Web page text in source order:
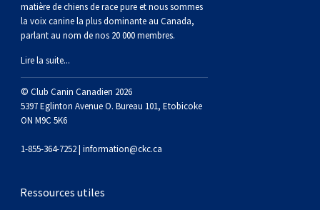
Chien d’eau espagnol
Corgi gallois (Cardigan)
Petit basset griffon vendéen
Rhodesian ridgeback
Épagneul cocker anglais
Épagneul des champs
Terrier Sealyham
Terrier wheaten à poil doux
Xoloitzcuintli (nain)
Leonberger
Mâtin napolitain
matière de chiens de race pure et nous sommes
la voix canine la plus dominante au Canada,
parlant au nom de nos 20 000 membres.
Lire la suite...
© Club Canin Canadien 2026
5397 Eglinton Avenue O. Bureau 101, Etobicoke
ON M9C 5K6
1-855-364-7252 | information@ckc.ca
Ressources utiles